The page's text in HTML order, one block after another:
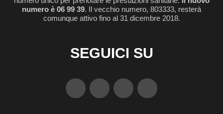
numero è 06 99 39. Il vecchio numero, 803333, resterà
comunque attivo fino al 31 dicembre 2018.
SEGUICI SU